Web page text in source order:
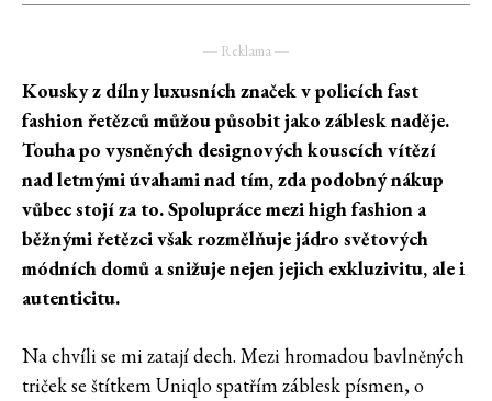
― Reklama ―
Kousky z dílny luxusních značek v policích fast
fashion řetězců můžou působit jako záblesk naděje.
Touha po vysněných designových kouscích vítězí
nad letmými úvahami nad tím, zda podobný nákup
vůbec stojí za to. Spolupráce mezi high fashion a
běžnými řetězci však rozmělňuje jádro světových
módních domů a snižuje nejen jejich exkluzivitu, ale i
autenticitu.
Na chvíli se mi zatají dech. Mezi hromadou bavlněných
triček se štítkem Uniqlo spatřím záblesk písmen, o